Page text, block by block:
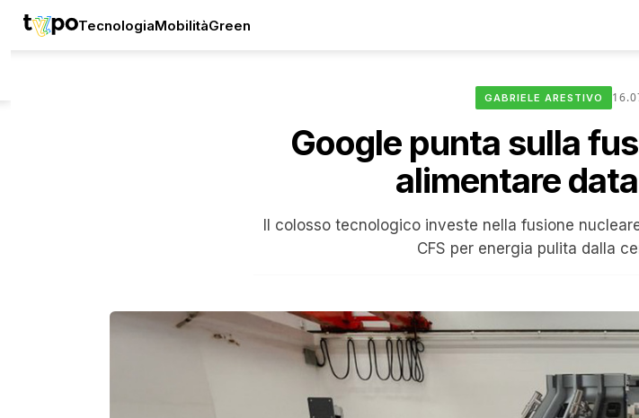
TecnologiaMobilitàGreen
GABRIELE ARESTIVO
Google punta sulla
alimentare
Il colosso tecnologico investe nella fusione
CFS per energia pulita dalla